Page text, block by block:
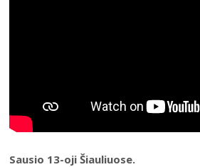
Antano Krištopaičio medinių
medinės kryžiaus kelio stotys
Sausio 13-oji Šiauliuose.